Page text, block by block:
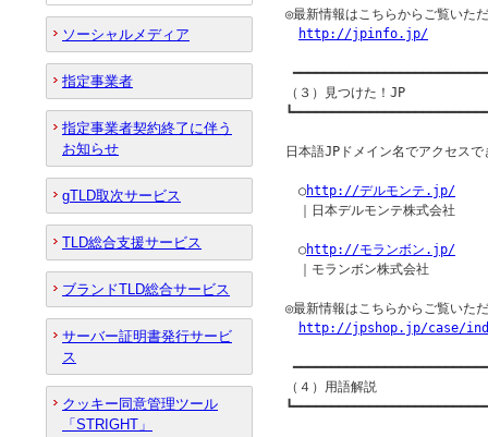
◎最新情報はこちらからご覧いた
http://jpinfo.jp/
（３）見つけた！JP
日本語JPドメイン名でアクセス
○http://デルモンテ.jp/
｜日本デルモンテ株式会社
○http://モランボン.jp/
｜モランボン株式会社
◎最新情報はこちらからご覧いた
http://jpshop.jp/case/
（４）用語解説
ソーシャルメディア
指定事業者
指定事業者契約終了に伴う
お知らせ
gTLD取次サービス
TLD総合支援サービス
ブランドTLD総合サービス
サーバー証明書発行サービ
ス
クッキー同意管理ツール
「STRIGHT」